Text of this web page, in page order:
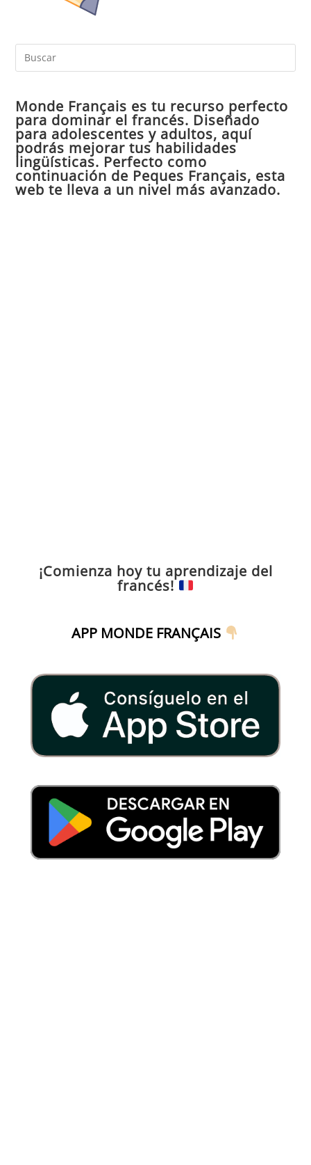
Monde Français es tu recurso perfecto
para dominar el francés. Diseñado
para adolescentes y adultos, aquí
podrás mejorar tus habilidades
lingüísticas. Perfecto como
continuación de Peques Français, esta
web te lleva a un nivel más avanzado.
¡Comienza hoy tu aprendizaje del
francés!
APP MONDE FRANÇAIS